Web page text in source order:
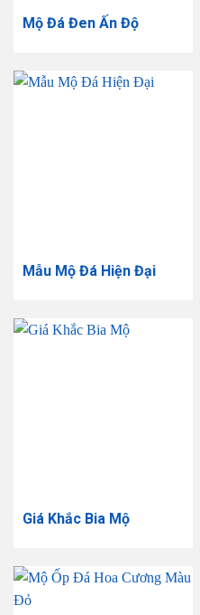
Mộ Đá Đen Ấn Độ
Mẫu Mộ Đá Hiện Đại
Giá Khắc Bia Mộ